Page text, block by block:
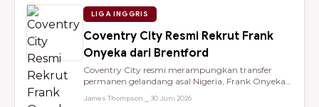
LIGA INGGRIS
Coventry City Resmi Rekrut Frank
Onyeka dari Brentford
Coventry City resmi merampungkan transfer
permanen gelandang asal Nigeria, Frank Onyeka,
James Thompson ⎯ 30 Juni 2026